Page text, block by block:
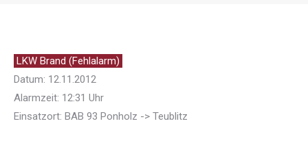
LKW Brand (Fehlalarm)
Datum: 12.11.2012
Alarmzeit: 12:31 Uhr
Einsatzort: BAB 93 Ponholz -> Teublitz